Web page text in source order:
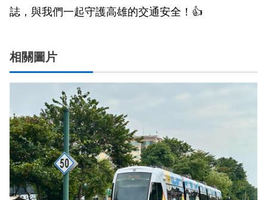
誌，與我們一起守護高雄的交通安全！👍
相關圖片